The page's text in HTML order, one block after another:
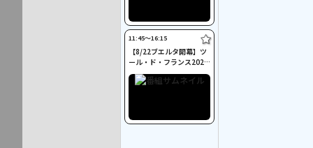
11:45〜16:15
【8/22ブエルタ開幕】ツ
ール・ド・フランス2026
第12ステージ Cycle*